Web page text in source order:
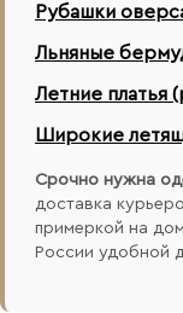
Рубашки
Льняные
Летние платья
Широкие
Срочно нужна
доставка
примеркой на
России удобной